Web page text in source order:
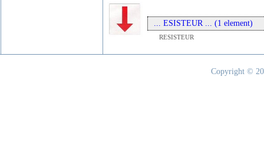
... ESISTEUR ... (1 element)
RESISTEUR
Copyright ©